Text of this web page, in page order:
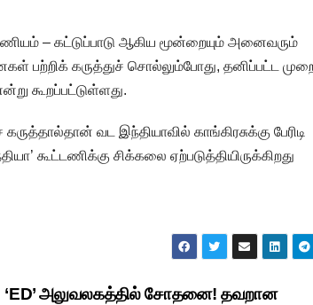
– கட்டுப்பாடு ஆகிய மூன்றையும் அனைவரும்
பற்றிக் கருத்துச் சொல்லும்போது, தனிப்பட்ட
கூறப்பட்டுள்ளது.
வட இந்தியாவில் காங்கிரசுக்கு பேரிடி
கூட்டணிக்கு சிக்கலை ஏற்படுத்தியிருக்கிறது
‘ED’ அலுவலகத்தில் சோதனை! தவறான